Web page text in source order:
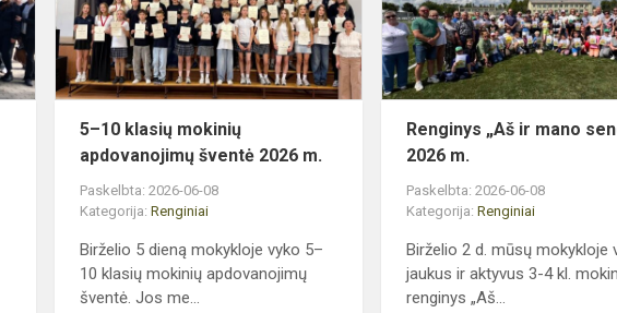
tarptautinis
projektas
Estijoje.
apdovanojimų
šventė
2026
5–10 klasių mokinių
apdovanojimų šventė 2026 m.
Paskelbta: 2026-06-08
Kategorija:Renginiai
Birželio 5 dieną mokykloje vyko 5–
10 klasių mokinių apdovanojimų
šventė. Jos me...
Renginys „Aš ir mano
2026 m.
Paskelbta: 2026-06-08
Kategorija:Renginiai
Birželio 2 d. mūsų mokykloje
jaukus ir aktyvus 3-4 kl.
renginys „Aš...